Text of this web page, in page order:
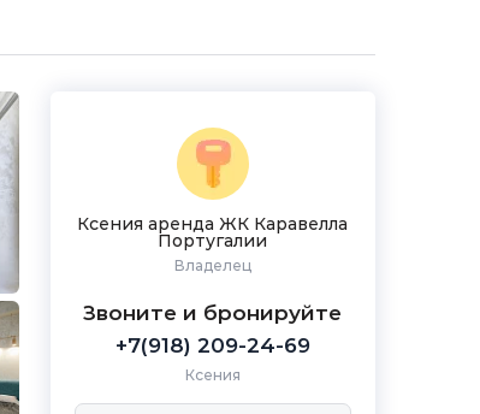
Ксения аренда ЖК Каравелла
Португалии
Владелец
Звоните и бронируйте
+7(918) 209-24-69
Ксения